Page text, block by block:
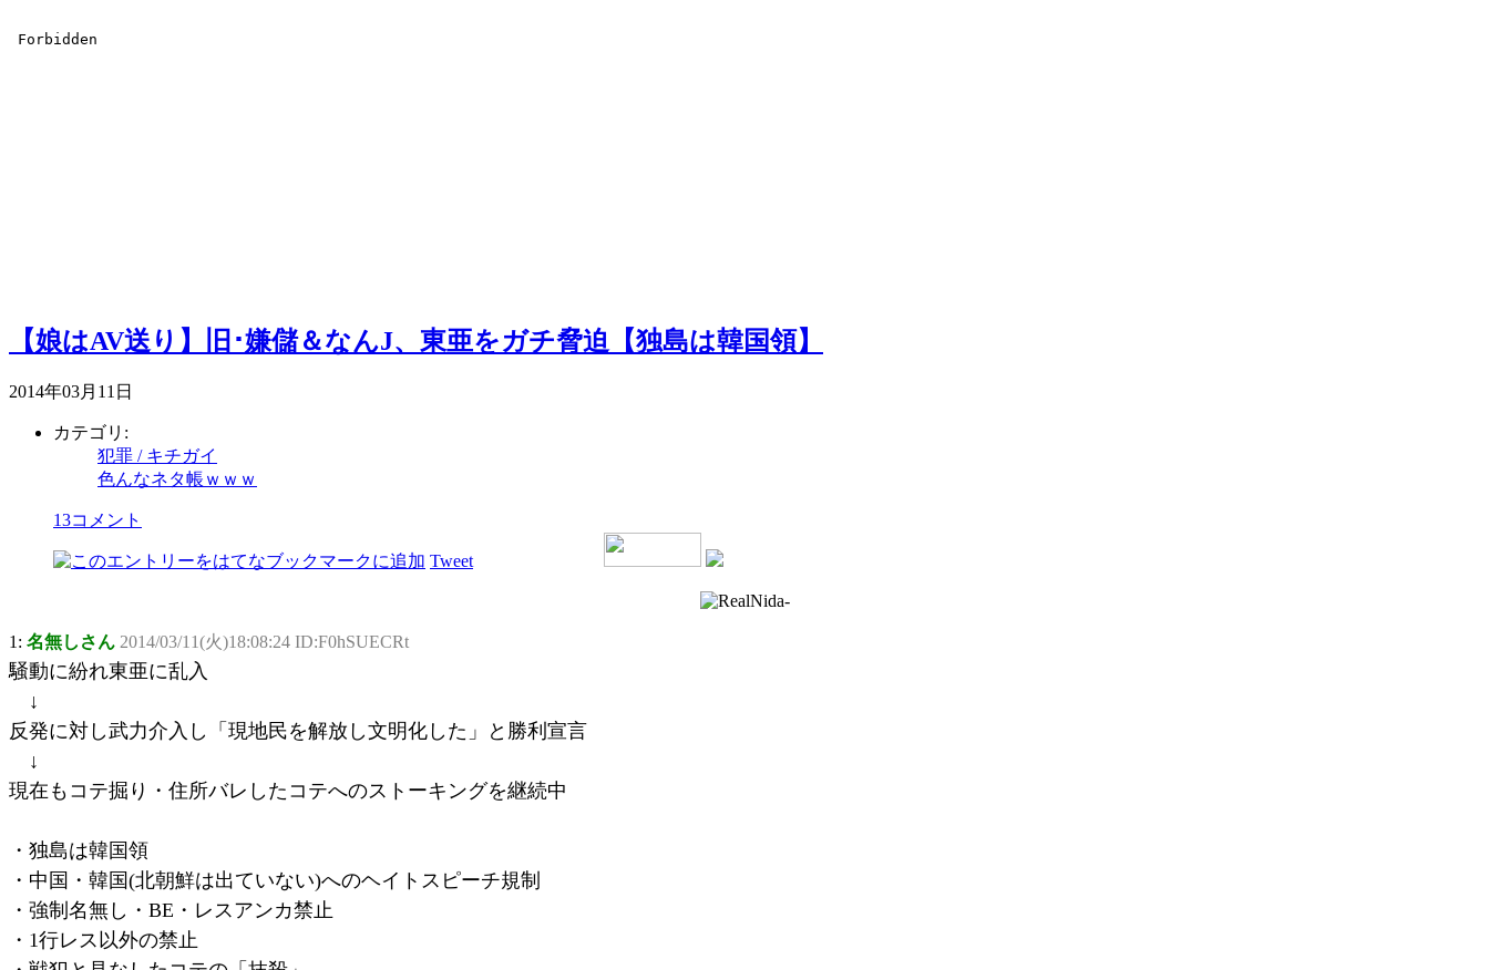
【娘はAV送り】旧･嫌儲＆なんJ、東亜をガチ脅迫【独島は韓国領】
2014年03月11日
カテゴリ:
犯罪 / キチガイ
色んなネタ帳ｗｗｗ
13コメント
Tweet
1: 名無しさん 2014/03/11(火)18:08:24 ID:F0hSUECRt
騒動に紛れ東亜に乱入
↓
反発に対し武力介入し「現地民を解放し文明化した」と勝利宣言
↓
現在もコテ掘り・住所バレしたコテへのストーキングを継続中
・独島は韓国領
・中国・韓国(北朝鮮は出ていない)へのヘイトスピーチ規制
・強制名無し・BE・レスアンカ禁止
・1行レス以外の禁止